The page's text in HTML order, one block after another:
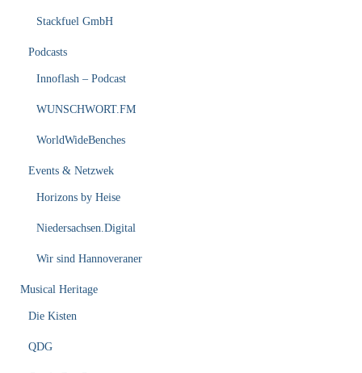
Stackfuel GmbH
Podcasts
Innoflash – Podcast
WUNSCHWORT.FM
WorldWideBenches
Events & Netzwek
Horizons by Heise
Niedersachsen.Digital
Wir sind Hannoveraner
Musical Heritage
Die Kisten
QDG